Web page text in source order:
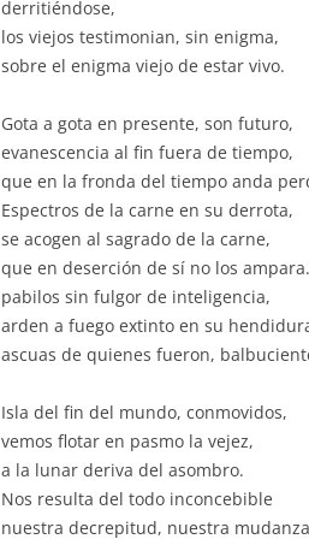
derritiéndose,
los viejos testimonian, sin enigma,
sobre el enigma viejo de estar vivo.
Gota a gota en presente, son futuro,
evanescencia al fin fuera de tiempo,
que en la fronda del tiempo anda
Espectros de la carne en su derrota,
se acogen al sagrado de la carne,
que en deserción de sí no los ampara.
pabilos sin fulgor de inteligencia,
arden a fuego extinto en su
ascuas de quienes fueron,
Isla del fin del mundo, conmovidos,
vemos flotar en pasmo la vejez,
a la lunar deriva del asombro.
Nos resulta del todo inconcebible
nuestra decrepitud, nuestra mudanza